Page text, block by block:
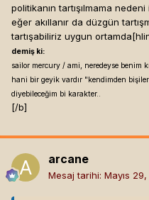
politikanın tartışılmama
eğer akıllanır da düzgün
tartışabiliriz uygun
demiş ki:
sailor mercury / ami, neredeyse benim
hani bir geyik vardır "kendimden
diyebileceğim bi karakter..
[/b]
arcane
Mesaj tarihi: Mayıs